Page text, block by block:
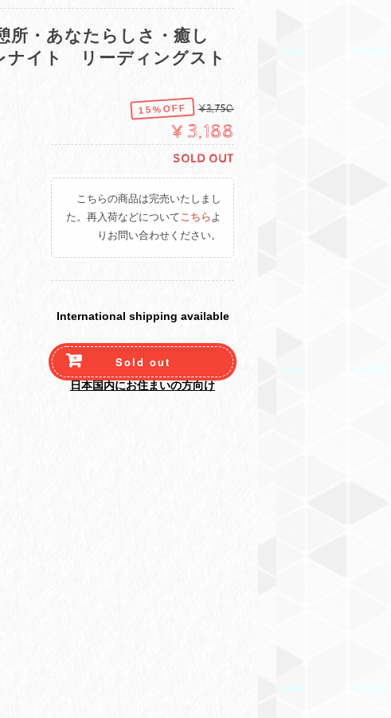
・あなたらしさ・癒し
ナイト リーディングスト
15%OFF ¥3,750
¥3,188
SOLD OUT
こちらの商品は完売いたしまし
た。再入荷などについてこちらよ
りお問い合わせください。
International shipping available
Sold out
日本国内にお住まいの方向け